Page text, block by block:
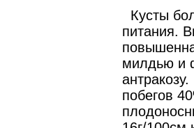
Кусты
питания.
милдью и
побегов